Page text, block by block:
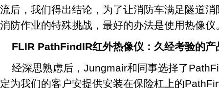
流后，我们得出结论，为了让消防车满足隧道
消防作业的特殊挑战，最好的办法是使用热像仪
FLIR PathFindIR红外热像仪：久经考验的产
经深思熟虑后，Jungmair和同事选择了
定为我们的客户安提供安装在保险杠上的